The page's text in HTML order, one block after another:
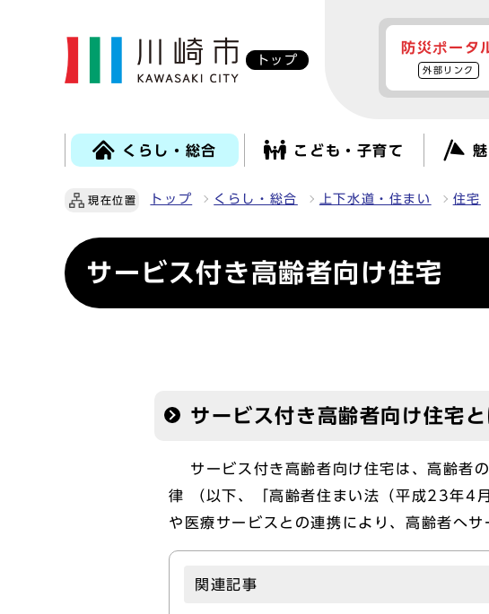
トップ
防災ポータ
外部リンク
くらし・総合 こども・子育て
現在位置 トップ くらし・総合 上下水道・住まい 住宅
サービス付き高齢者向け住宅
サービス付き高齢者向け住宅と
サービス付き高齢者向け住宅は、高齢者
律 （以下、「高齢者住まい法（平成23年4
や医療サービスとの連携により、高齢者へ
関連記事